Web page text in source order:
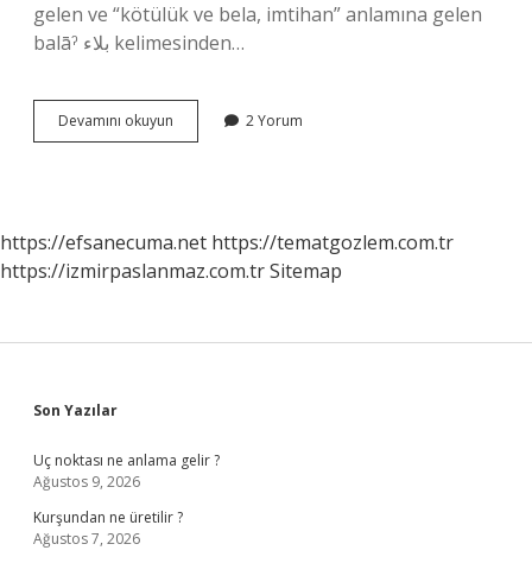
gelen ve “kötülük ve bela, imtihan” anlamına gelen
balāˀ بلاء kelimesinden…
Devamını okuyun
Anlamı
2 Yorum
https://efsanecuma.net https://tematgozlem.com.tr
https://izmirpaslanmaz.com.trSitemap
Sidebar
Son Yazılar
Uç noktası ne anlama gelir ?
Ağustos 9, 2026
Kurşundan ne üretilir ?
Ağustos 7, 2026